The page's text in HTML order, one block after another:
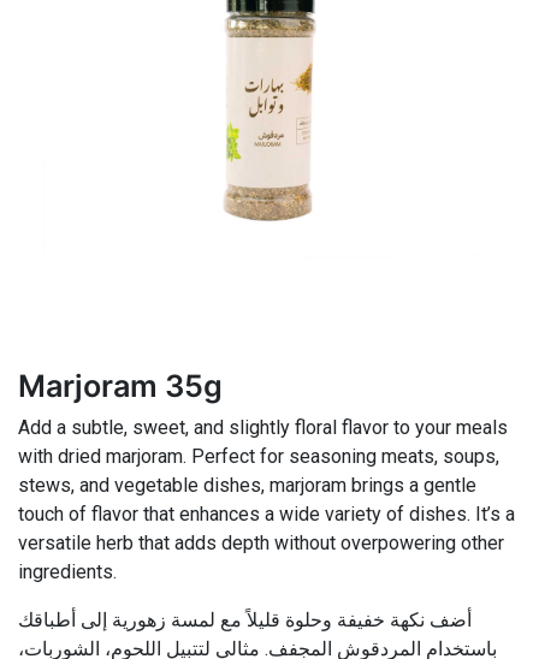
Marjoram 35g
Add a subtle, sweet, and slightly floral flavor to your meals
with dried marjoram. Perfect for seasoning meats, soups,
stews, and vegetable dishes, marjoram brings a gentle
touch of flavor that enhances a wide variety of dishes. It’s a
versatile herb that adds depth without overpowering other
ingredients.
أضف نكهة خفيفة وحلوة قليلاً مع لمسة زهورية إلى أطباقك
باستخدام المردقوش المجفف. مثالي لتتبيل اللحوم، الشوربات،